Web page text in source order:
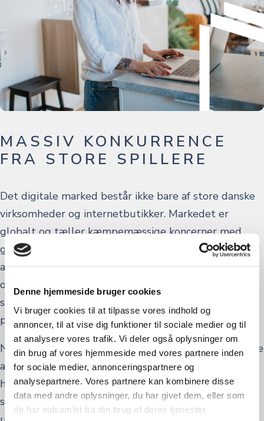
Denne hjemmeside bruger cookies
Vi bruger cookies til at tilpasse vores indhold og
annoncer, til at vise dig funktioner til sociale medier og til
at analysere vores trafik. Vi deler også oplysninger om
din brug af vores hjemmeside med vores partnere inden
for sociale medier, annonceringspartnere og
analysepartnere. Vores partnere kan kombinere disse
data med andre oplysninger, du har givet dem, eller som
de har indsamlet fra din brug af deres tjenester.
MASSIV KONKURRENCE
FRA STORE SPILLERE
Det digitale marked består ikke bare af store danske
virksomheder og internetbutikker. Markedet er
globalt og tæller kæmpemæssige koncerner med
gigantiske marketingbudgetter i ryggen, som presser
annoncepriserne op. Det skaber en hård konkurrence
om forbrugernes opmærksomhed online, som små
spillere fra danske lokalsamfund ikke kan være med
på.
Nye tal fra Dansk Erhverv viser, at omkring hver femte
af de danske netbutikker er enten moderat eller
hårdere ramt af konkurrencen fra kinesiske platforme
som Temu og Shein – og at det i høj grad skyldes